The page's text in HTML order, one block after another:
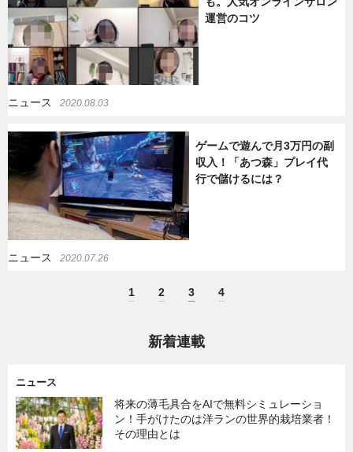
運営のコツ
ニュース 2020.08.03
ゲームで遊んで月3万円の副
収入！「あつ森」プレイ代
行で儲けるには？
ニュース 2020.07.26
1 2 3 4
新着連載
ニュース
将来の薄毛具合をAIで無料シミュレーショ
ン！手がけたのは洋ランの世界的栽培業者！
その理由とは